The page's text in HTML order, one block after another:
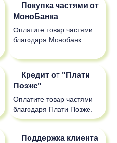
Покупка частями от
МоноБанка
Оплатите товар частями
благодаря Монобанк.
Кредит от "Плати
Позже"
Оплатите товар частями
благодаря Плати Позже.
Поддержка клиента